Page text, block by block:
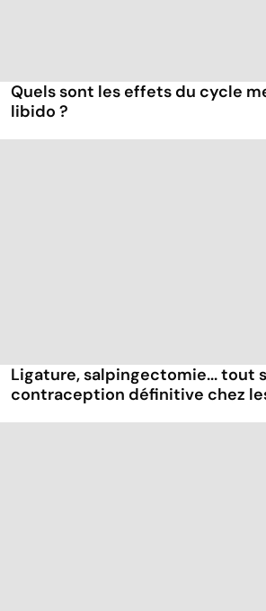
Quels sont les effets du cycle
libido ?
Ligature, salpingectomie... tout
contraception définitive chez